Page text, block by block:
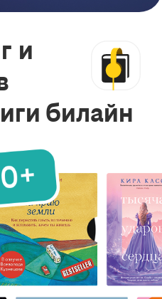
и
билайн